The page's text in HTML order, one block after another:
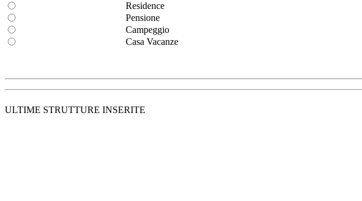
Residence
Pensione
Campeggio
Casa Vacanze
ULTIME STRUTTURE INSERITE